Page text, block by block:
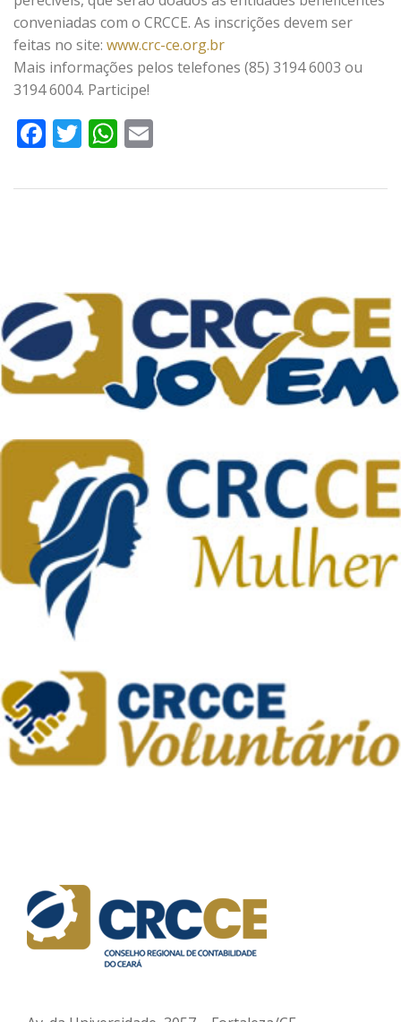
conveniadas com o CRCCE. As inscrições devem ser
feitas no site: www.crc-ce.org.br
Mais informações pelos telefones (85) 3194 6003 ou
3194 6004. Participe!
Facebook
TwitterWhatsApp